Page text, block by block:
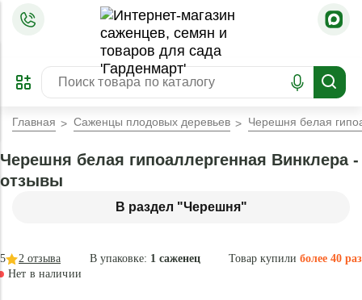
ПРЕДЗАКАЗ
ЗАБРОНИРОВАТЬ
ЛУЧШЕЕ
Главная Саженцы плодовых деревьев Черешня белая
В раздел "Черешня"
Черешня белая гипоаллергенная Винклера -
отзывы
В упаковке: 1 саженец Товар купили более 40 раз
5 2 отзыва
Нет в наличии